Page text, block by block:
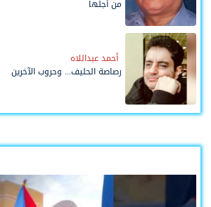
من أجلها
أحمد عبداللاه
رصاصة الحليف... وحروب الآخرين